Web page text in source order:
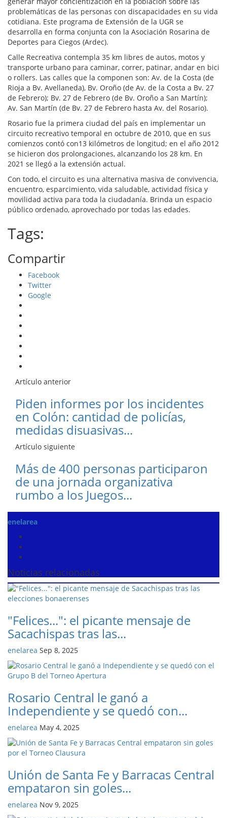
problemáticas de las personas con discapacidades en su vida
cotidiana. Este programa de Extensión de la UGR se
desarrolla en forma conjunta con la Asociación Rosarina de
Deportes para Ciegos (Ardec).
Calle Recreativa contempla 35 km libres de autos, motos y
transporte urbano para caminar, correr, patinar, andar en bici
o rollers. Las calles que la componen son: Av. de la Costa (de
Rioja a Bv. Avellaneda), Bv. Oroño (de Av. de la Costa a Bv. 27
de Febrero); Bv. 27 de Febrero (de Bv. Oroño a San Martín);
Av. San Martín (de Bv. 27 de Febrero hasta Av. del Rosario).
Rosario fue la primera ciudad del país en implementar un
circuito recreativo temporal en octubre de 2010, que en sus
comienzos contó con13 kilómetros de longitud; en el año 2012
se hicieron dos prolongaciones, alcanzando los 28 km. En
2021 se llegó a la extensión actual.
Con todo, el circuito es una alternativa masiva de convivencia,
encuentro, esparcimiento, vida saludable, actividad física y
movilidad activa para toda la ciudadanía. Brinda un espacio
público ordenado, aprovechado por todas las edades.
Tags:
Compartir
Facebook
Twitter
Google
Artículo anterior
Piden informes por los incidentes
en Colón: cantidad de policías,
medidas disuasivas...
Artículo siguiente
Más de 400 personas participaron
de una jornada organizativa
rumbo a los Juegos...
enelarea
Noticias relacionadas
"Felices...": el picante mensaje de
Sacachispas tras las...
enelarea Sep 8, 2025
Rosario Central le ganó a
Independiente y se quedó con...
enelarea May 4, 2025
Unión de Santa Fe y Barracas Central
empataron sin goles...
enelarea Nov 9, 2025